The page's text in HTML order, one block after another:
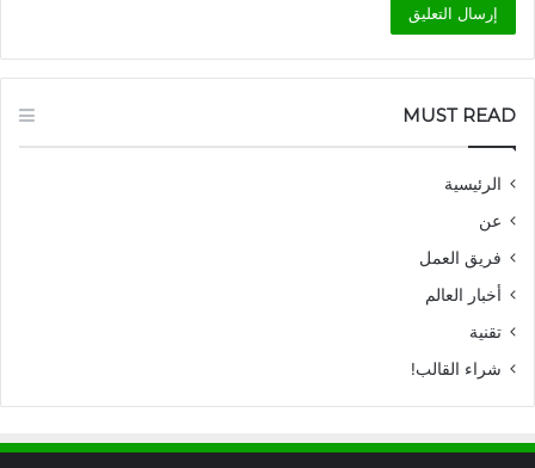
MUST READ
الرئيسية
عن
فريق العمل
أخبار العالم
تقنية
شراء القالب!